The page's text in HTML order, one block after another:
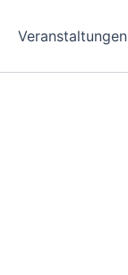
Veranstaltungen